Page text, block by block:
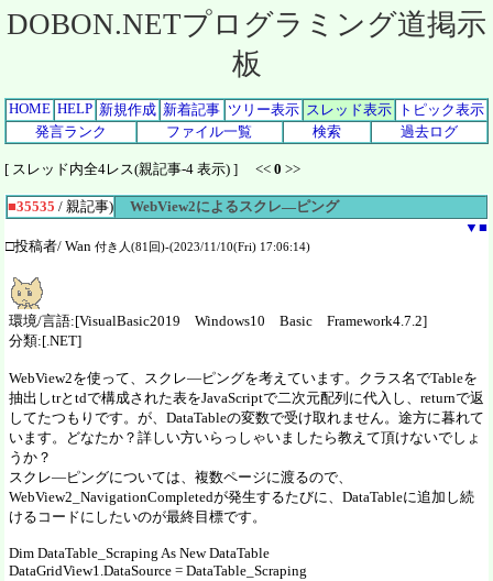
DOBON.NETプログラミング道掲示
板
HOME HELP 新規作成 新着記事 ツリー表示 スレッド表示
トピック表示
発言ランク
ファイル一覧 検索 過去ログ
[ スレッド内全4レス(親記事-4 表示) ] << 0 >>
■35535 / 親記事)
WebView2によるスクレ―ピング
▼ ■
□投稿者/ Wan 付き人(81回)-(2023/11/10(Fri) 17:06:14)
環境/言語:[VisualBasic2019 Windows10 Basic Framework4.7.2]
分類:[.NET]
WebView2を使って、スクレ―ピングを考えています。クラス名でTableを
抽出しtrとtdで構成された表をJavaScriptで二次元配列に代入し、returnで返
してたつもりです。が、DataTableの変数で受け取れません。途方に暮れて
います。どなたか？詳しい方いらっしゃいましたら教えて頂けないでしょ
うか？
スクレ―ピングについては、複数ページに渡るので、
WebView2_NavigationCompletedが発生するたびに、DataTableに追加し続
けるコードにしたいのが最終目標です。
Dim DataTable_Scraping As New DataTable
DataGridView1.DataSource = DataTable_Scraping